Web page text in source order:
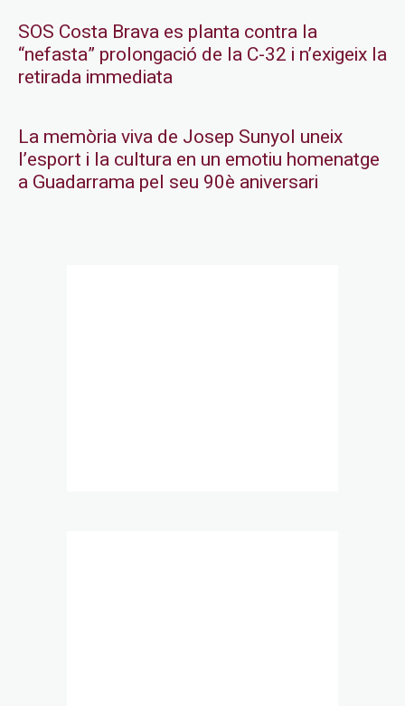
SOS Costa Brava es planta contra la
“nefasta” prolongació de la C-32 i n’exigeix la
retirada immediata
La memòria viva de Josep Sunyol uneix
l’esport i la cultura en un emotiu homenatge
a Guadarrama pel seu 90è aniversari